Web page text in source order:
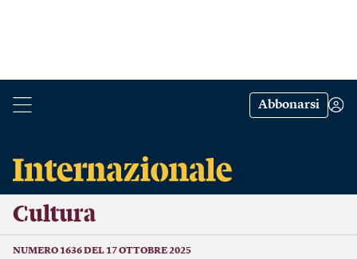
Abbonarsi
Cultura
NUMERO 1636 DEL 17 OTTOBRE 2025